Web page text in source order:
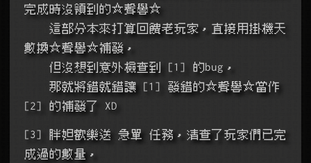
完成時沒領到的☆聲譽☆
數換☆聲譽☆補發，
    但沒想到意外檢查到 [1] 的bug，
[2] 的補發了 XD
[3] 胖妲歡樂送 急單 任務，清查了玩家們已完
成過的數量，